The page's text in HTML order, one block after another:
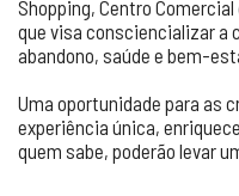
Shopping, Centro
que visa consciencializar a
abandono, saúde e bem-
Uma oportunidade para as
experiência única,
quem sabe, poderão levar